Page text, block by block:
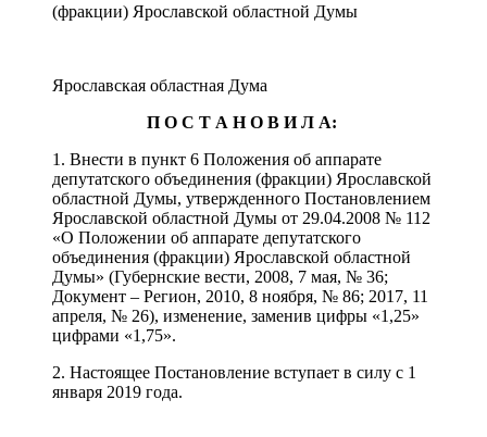
(фракции) Ярославской областной Думы
Ярославская областная Дума
П О С Т А Н О В И Л А:
1. Внести в пункт 6 Положения об аппарате
депутатского объединения (фракции) Ярославской
областной Думы, утвержденного Постановлением
Ярославской областной Думы от 29.04.2008 № 112
«О Положении об аппарате депутатского
объединения (фракции) Ярославской областной
Думы» (Губернские вести, 2008, 7 мая, № 36;
Документ – Регион, 2010, 8 ноября, № 86; 2017, 11
апреля, № 26), изменение, заменив цифры «1,25»
цифрами «1,75».
2. Настоящее Постановление вступает в силу с 1
января 2019 года.